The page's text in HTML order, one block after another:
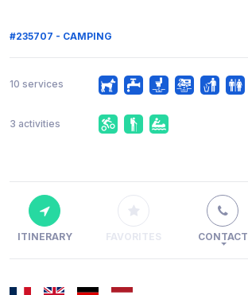
#235707 - CAMPING
10 services
3 activities
ITINERARY FAVORITES CONTACT